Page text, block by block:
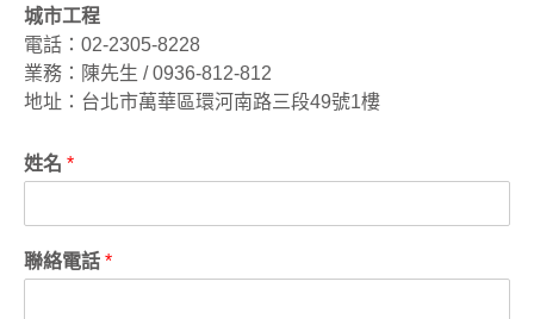
城市工程
電話：02-2305-8228
業務：陳先生 / 0936-812-812
地址：台北市萬華區環河南路三段49號1樓
姓名 *
聯絡電話 *